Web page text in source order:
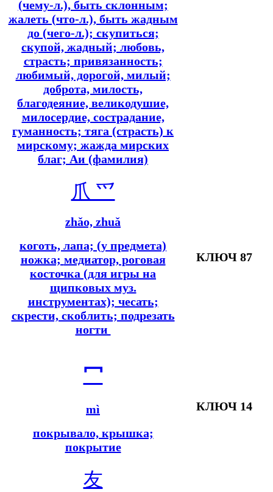
(чему-л.), быть склонным;
жалеть (что-л.), быть жадным
до (чего-л.); скупиться;
скупой, жадный; любовь,
страсть; привязанность;
любимый, дорогой, милый;
доброта, милость,
благодеяние, великодушие,
милосердие, сострадание,
гуманность; тяга (страсть) к
мирскому; жажда мирских
благ; Аи (фамилия)
爪 爫
zhǎo, zhuǎ
коготь, лапа; (у предмета)
ножка; медиатор, роговая
косточка (для игры на
щипковых муз.
инструментах); чесать;
скрести, скоблить; подрезать
ногти
КЛЮЧ 87
冖
mì
покрывало, крышка;
покрытие
КЛЮЧ 14
友